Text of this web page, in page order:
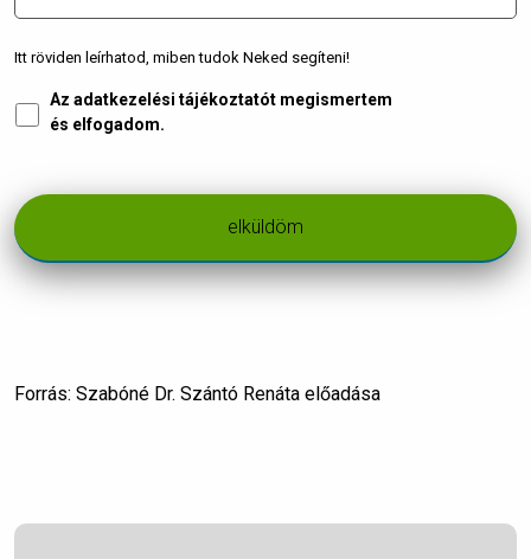
Itt röviden leírhatod, miben tudok Neked segíteni!
Adatkezelés *
Az adatkezelési tájékoztatót megismertem
és elfogadom.
Forrás: Szabóné Dr. Szántó Renáta előadása